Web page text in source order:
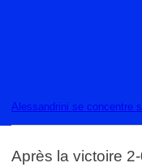
Alessandrini se concentre
Après la victoire